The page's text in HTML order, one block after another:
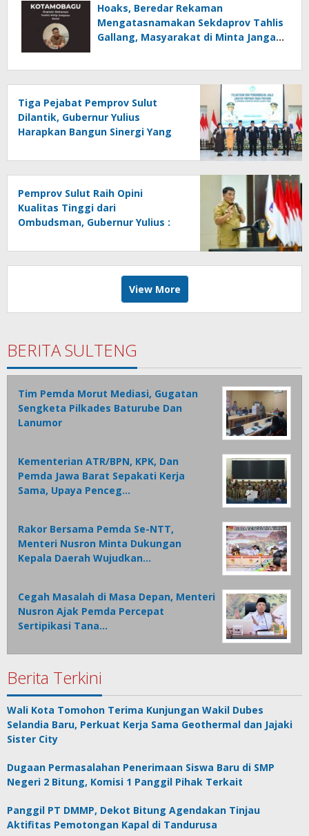
Hoaks, Beredar Rekaman
Mengatasnamakan Sekdaprov Tahlis
Gallang, Masyarakat di Minta Jangan
Tiga Pejabat Pemprov Sulut
Dilantik, Gubernur Yulius
Harapkan Bangun Sinergi Yang
Pemprov Sulut Raih Opini
Kualitas Tinggi dari
Ombudsman, Gubernur Yulius :
Tolak Ukur Pemerintah
View More
BERITA SULTENG
Tim Pemda Morut Mediasi, Gugatan
Sengketa Pilkades Baturube Dan
Lanumor
Kementerian ATR/BPN, KPK, Dan
Pemda Jawa Barat Sepakati Kerja
Sama, Upaya Penceg…
Rakor Bersama Pemda Se-NTT,
Menteri Nusron Minta Dukungan
Kepala Daerah Wujudkan…
Cegah Masalah di Masa Depan, Menteri
Nusron Ajak Pemda Percepat
Sertipikasi Tana…
Berita Terkini
Wali Kota Tomohon Terima Kunjungan Wakil Dubes
Selandia Baru, Perkuat Kerja Sama Geothermal dan Jajaki
Sister City
Dugaan Permasalahan Penerimaan Siswa Baru di SMP
Negeri 2 Bitung, Komisi 1 Panggil Pihak Terkait
Panggil PT DMMP, Dekot Bitung Agendakan Tinjau
Aktifitas Pemotongan Kapal di Tandurusa